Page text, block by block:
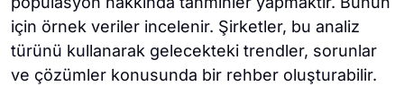
için örnek veriler incelenir. Şirketler, bu analiz
türünü kullanarak gelecekteki trendler, sorunlar
ve çözümler konusunda bir rehber oluşturabilir.